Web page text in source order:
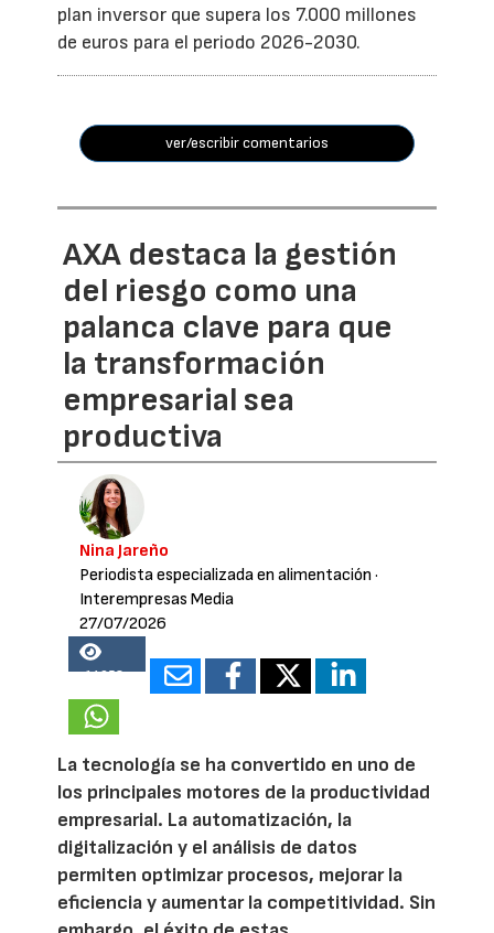
plan inversor que supera los 7.000 millones
de euros para el periodo 2026-2030.
ver/escribir comentarios
AXA destaca la gestión
del riesgo como una
palanca clave para que
la transformación
empresarial sea
productiva
Nina Jareño
Periodista especializada en alimentación ·
Interempresas Media
27/07/2026
14958
La tecnología se ha convertido en uno de
los principales motores de la productividad
empresarial. La automatización, la
digitalización y el análisis de datos
permiten optimizar procesos, mejorar la
eficiencia y aumentar la competitividad. Sin